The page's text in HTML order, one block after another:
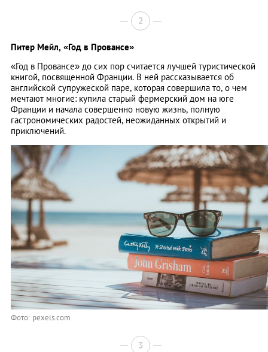
2
Питер Мейл, «Год в Провансе»
«Год в Провансе» до сих пор считается лучшей туристической
книгой, посвященной Франции. В ней рассказывается об
английской супружеской паре, которая совершила то, о чем
мечтают многие: купила старый фермерский дом на юге
Франции и начала совершенно новую жизнь, полную
гастрономических радостей, неожиданных открытий и
приключений.
Фото: pexels.com
3